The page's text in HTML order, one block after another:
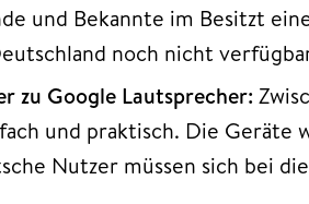
und Bekannte im Besitzt
noch nicht
zu Google Lautsprecher:
und praktisch. Die Geräte
Nutzer müssen sich bei